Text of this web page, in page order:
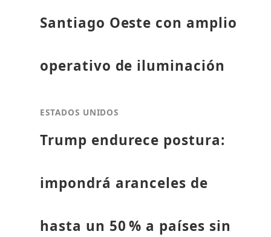
Santiago Oeste con amplio
operativo de iluminación
ESTADOS UNIDOS
Trump endurece postura:
impondrá aranceles de
hasta un 50 % a países sin